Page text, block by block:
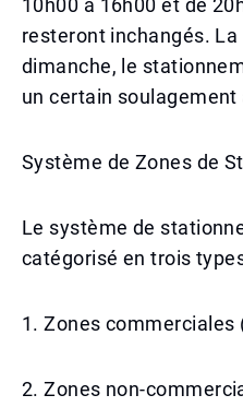
10h00 à 16h00 et de
resteront inchangés.
dimanche, le
un certain soulagement
Système de Zones de
Le système de
catégorisé en trois
1. Zones
2. Zones non-